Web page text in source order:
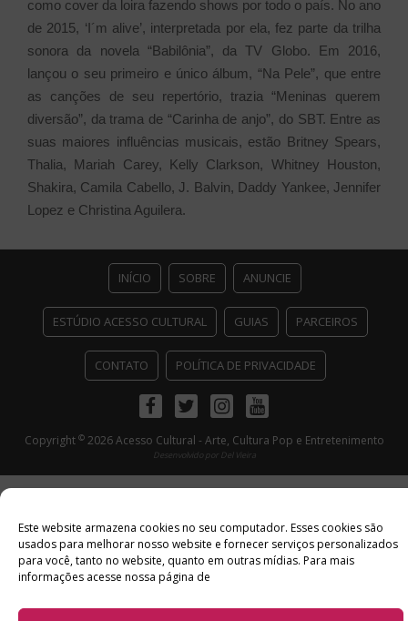
Este website armazena cookies no seu computador. Esses cookies são
usados ​​para melhorar nosso website e fornecer serviços personalizados
para você, tanto no website, quanto em outras mídias. Para mais
informações acesse nossa página de
como cover da loira fazendo shows por todo o país. No ano
de 2015, ‘I´m alive’, interpretada por ela, fez parte da trilha
sonora da novela “Babilônia”, da TV Globo. Em 2016,
lançou o seu primeiro e único álbum, “Na Pele”, que entre
as canções de seu repertório, trazia “Meninas querem
diversão”, da trama de “Carinha de anjo”, do SBT. Entre as
suas maiores influências musicais, estão Britney Spears,
Thalia, Mariah Carey, Kelly Clarkson, Whitney Houston,
Shakira, Camila Cabello, J. Balvin, Daddy Yankee, Jennifer
Lopez e Christina Aguilera.
INÍCIO SOBRE ANUNCIE
ESTÚDIO ACESSO CULTURAL GUIAS PARCEIROS
CONTATO POLÍTICA DE PRIVACIDADE
FacebookTwitterInstagramYoutube
Copyright ©2026 Acesso Cultural - Arte, Cultura Pop e Entretenimento
Desenvolvido por Del Vieira